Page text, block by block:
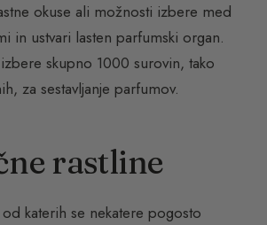
okuse ali možnosti izbere med
in ustvari lasten parfumski organ.
skupno 1000 surovin, tako
za sestavljanje parfumov.
rastline
katerih se nekatere pogosto